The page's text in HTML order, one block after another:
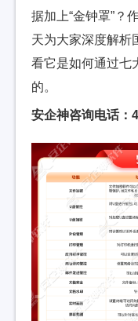
据加上“金钟罩”？
天为大家深度解析
看它是如何通过七
的。
安企神咨询电话：